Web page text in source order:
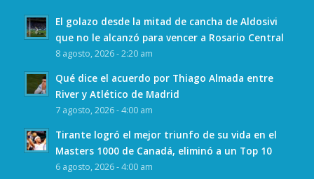
El golazo desde la mitad de cancha de Aldosivi
que no le alcanzó para vencer a Rosario Central
8 agosto, 2026 - 2:20 am
Qué dice el acuerdo por Thiago Almada entre
River y Atlético de Madrid
7 agosto, 2026 - 4:00 am
Tirante logró el mejor triunfo de su vida en el
Masters 1000 de Canadá, eliminó a un Top 10
6 agosto, 2026 - 4:00 am